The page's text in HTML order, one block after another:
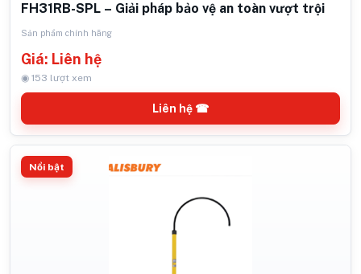
FH31RB-SPL – Giải pháp bảo vệ an toàn vượt trội
Sản phẩm chính hãng
Giá: Liên hệ
◉ 153 lượt xem
Liên hệ ☎
Nổi bật